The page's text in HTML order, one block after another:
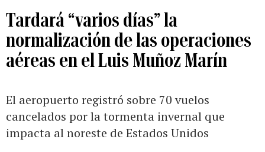
Tardará “varios días” la
normalización de las operaciones
aéreas en el Luis Muñoz Marín
El aeropuerto registró sobre 70 vuelos
cancelados por la tormenta invernal que
impacta al noreste de Estados Unidos